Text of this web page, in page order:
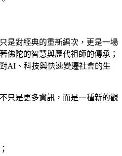
是對經典的重新編次，更是一場
佛陀的智慧與歷代祖師的傳承；
AI、科技與快速變遷社會的生
只是更多資訊，而是一種新的觀